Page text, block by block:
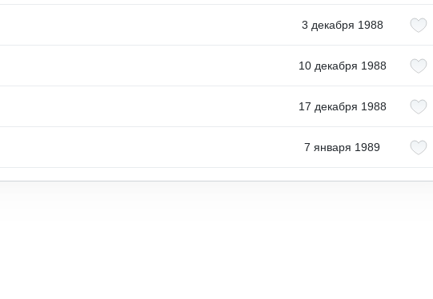
3 декабря 1988
10 декабря 1988
17 декабря 1988
7 января 1989